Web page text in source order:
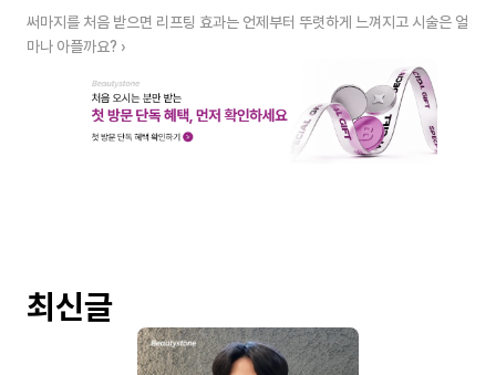
써마지를 처음 받으면 리프팅 효과는 언제부터 뚜렷하게 느껴지고 시술은 얼
마나 아플까요? ›
최신글